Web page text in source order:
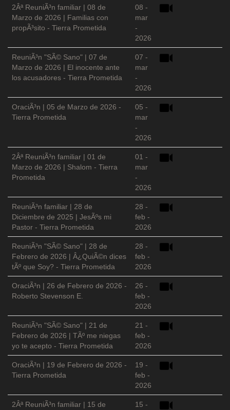
2Âª ReuniÃ³n familiar | 08 de
Marzo de 2026 | Familias con
propÃ³sito - Tierra Prometida
08 -
mar
-
2026
ReuniÃ³n "SÃ© Sano" | 07 de
Marzo de 2026 | El inocente ante
los acusadores - Tierra Prometida
07 -
mar
-
2026
OraciÃ³n | 05 de Marzo de 2026 -
Tierra Prometida
05 -
mar
-
2026
2Âª ReuniÃ³n familiar | 01 de
Marzo de 2026 | Shalom - Tierra
Prometida
01 -
mar
-
2026
ReuniÃ³n familiar | 28 de
Diciembre de 2025 | JesÃºs mi
Pastor - Tierra Prometida
28 -
feb -
2026
ReuniÃ³n "SÃ© Sano" | 28 de
Febrero de 2026 | Â¿QuiÃ©n dices
tÃº que Soy? - Tierra Prometida
28 -
feb -
2026
OraciÃ³n | 26 de Febrero de 2026 -
Roberto Stevenson E.
26 -
feb -
2026
ReuniÃ³n "SÃ© Sano" | 21 de
Febrero de 2026 | TÃº me niegas
yo te acepto - Tierra Prometida
21 -
feb -
2026
OraciÃ³n | 19 de Febrero de 2026 -
Tierra Prometida
19 -
feb -
2026
2Âª ReuniÃ³n familiar | 15 de
15 -